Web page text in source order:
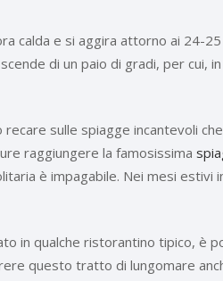
calda e si aggira attorno ai 24-
di un paio di gradi, per
recare sulle spiagge incantevoli
raggiungere la famosissima
è impagabile. Nei mesi
in qualche ristorantino tipico, è
questo tratto di lungomare